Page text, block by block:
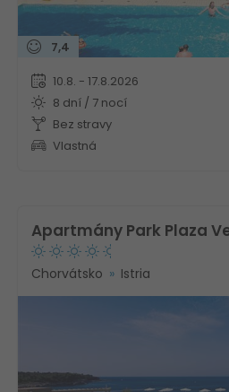
7,4
10.8. - 17.8.2026
8 dní / 7 nocí
Bez stravy
Vlastná
Apartmány Park Plaza
Chorvátsko Istria